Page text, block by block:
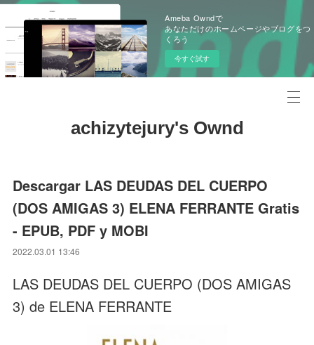
Ameba Owndで
あなただけのホームページやブログをつ
くろう
今すぐ試す
achizytejury's Ownd
Descargar LAS DEUDAS DEL CUERPO
(DOS AMIGAS 3) ELENA FERRANTE Gratis
- EPUB, PDF y MOBI
2022.03.01 13:46
LAS DEUDAS DEL CUERPO (DOS AMIGAS
3) de ELENA FERRANTE